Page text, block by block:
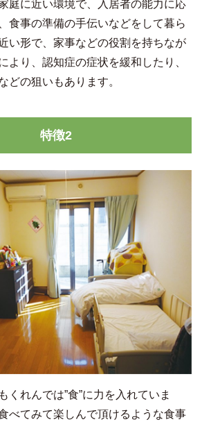
庭に近い環境で、入居者の能力に応
食事の準備の手伝いなどをして暮ら
い形で、家事などの役割を持ちなが
より、認知症の症状を緩和したり、
どの狙いもあります。
特徴2
くれんでは”食”に力を入れていま
べてみて楽しんで頂けるような食事